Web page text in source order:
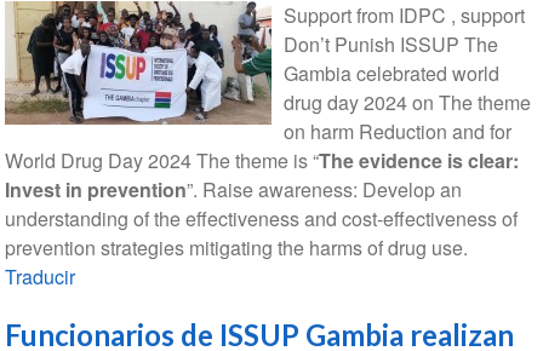
Support from IDPC , support
Don’t Punish ISSUP The
Gambia celebrated world
drug day 2024 on The theme
on harm Reduction and for
World Drug Day 2024 The theme is “The evidence is clear:
Invest in prevention”. Raise awareness: Develop an
understanding of the effectiveness and cost-effectiveness of
prevention strategies mitigating the harms of drug use.
Traducir
Funcionarios de ISSUP Gambia realizan